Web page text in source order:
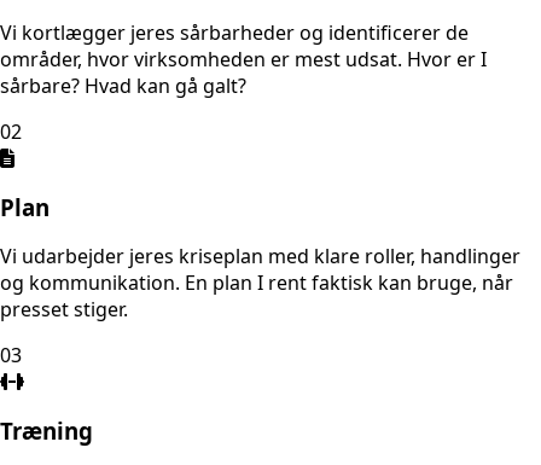
Vi kortlægger jeres sårbarheder og identificerer de
områder, hvor virksomheden er mest udsat. Hvor er I
sårbare? Hvad kan gå galt?
02
Plan
Vi udarbejder jeres kriseplan med klare roller, handlinger
og kommunikation. En plan I rent faktisk kan bruge, når
presset stiger.
03
Træning